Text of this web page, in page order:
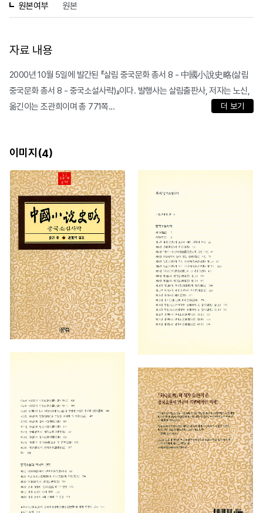
원본여부 원본
자료 내용
2000년 10월 5일에 발간된 『살림 중국문화 총서 8 - 中國小說史略(살림
중국문화 총서 8 - 중국소설사략)』이다. 발행사는 살림출판사, 저자는 노신,
옮긴이는 조관희이며 총 771쪽...
더 보기
이미지(4)